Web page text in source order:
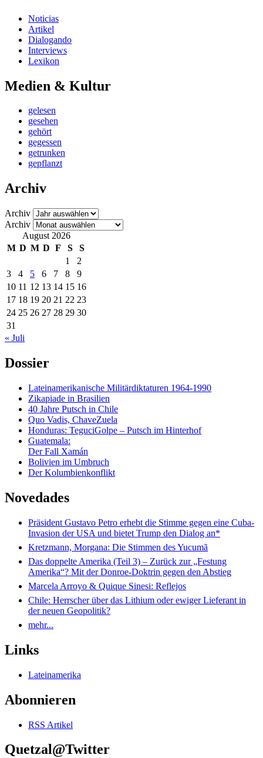
Noticias
Artikel
Dialogando
Interviews
Lexikon
Medien & Kultur
gelesen
gesehen
gehört
gegessen
getrunken
gepflanzt
Archiv
Archiv
Archiv
August 2026
M D M D F S
S
1
2
3
4 5 6 7 8
9
10 11 12 13 14 15 16
17 18 19 20 21 22 23
24 25 26 27 28 29 30
31
« Juli
Dossier
Lateinamerikanische Militärdiktaturen 1964-1990
Zikapiade in Brasilien
40 Jahre Putsch in Chile
Quo Vadis, ChaveZuela
Honduras: TeguciGolpe – Putsch im Hinterhof
Guatemala:
Der Fall Xamán
Bolivien im Umbruch
Der Kolumbienkonflikt
Novedades
Präsident Gustavo Petro erhebt die Stimme gegen eine Cuba-
Invasion der USA und bietet Trump den Dialog an*
Kretzmann, Morgana: Die Stimmen des Yucumã
Das doppelte Amerika (Teil 3) – Zurück zur „Festung
Amerika“? Mit der Donroe-Doktrin gegen den Abstieg
Marcela Arroyo & Quique Sinesi: Reflejos
Chile: Herrscher über das Lithium oder ewiger Lieferant in
der neuen Geopolitik?
mehr...
Links
Lateinamerika
Abonnieren
RSS Artikel
Quetzal@Twitter